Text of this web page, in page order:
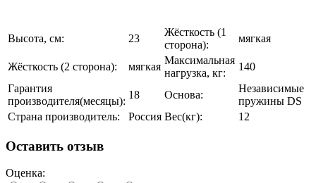
Высота, см: 23
Жёсткость (1
сторона):
мягкая
Жёсткость (2 сторона): мягкая
Максимальная
нагрузка, кг:
140
Гарантия
производителя(месяцы):
18 Основа:
Независимые
пружины DS
Страна производитель:
Россия Вес(кг): 12
Оставить отзыв
Оценка: